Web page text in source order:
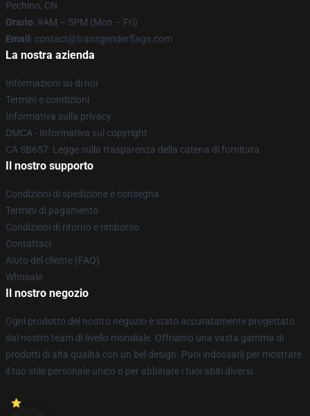
Pechino, CN
Orario: 9AM – 5PM (Mon – Fri)
Email : contact@transgenderflags.com
La nostra azienda
Informazioni su di noi
Termini e condizioni
Informativa sulla privacy
DMCA - Informativa sul copyright
CA SB657: Legge sulla trasparenza della catena di fornitura
Il nostro supporto
Condizioni di spedizione e consegna
Termini di pagamento
Condizioni di ritorno e rimborso
Contattaci
Aiuto del cliente (FAQ)
Whosale
Il nostro negozio
Ogni prodotto del nostro negozio è stato accuratamente progettato
dal nostro team di livello mondiale. Offriamo una vasta gamma di
prodotti di alta qualità con un bel design. Puoi indossarli per mostrare
il tuo stile personale unico o per abbinare i tuoi abiti diversi.